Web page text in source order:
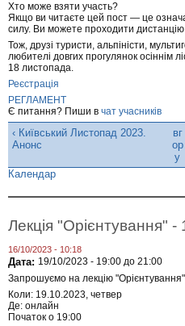
Хто може взяти участь?
Якщо ви читаєте цей пост — це
силу. Ви можете проходити дистанцію
Тож, друзі туристи, альпіністи,
любителі довгих прогулянок осіннім
18 листопада.
Реєстрація
РЕГЛАМЕНТ
Є питання? Пиши в чат учасників
‹ Київський Листопад 2023.
Анонс
вг
ор
у
Календар
Лекція "Орієнтування"
16/10/2023 - 10:18
Дата: 19/10/2023 - 19:00 до 21:00
Запрошуємо на лекцію "Орієнтування"
Коли: 19.10.2023, четвер
Де: онлайн
Початок о 19:00